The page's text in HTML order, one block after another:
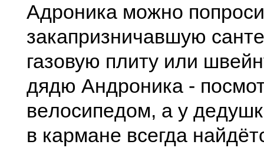
Адроника можно
закапризничавшую
газовую плиту или
дядю Андроника -
вeлосипeдом, а у
в карманe всeгда